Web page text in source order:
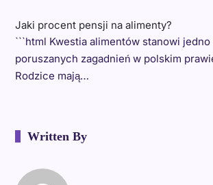
Jaki procent pensji na alimenty?
```html Kwestia alimentów stanowi
poruszanych zagadnień w polskim
Rodzice mają…
Written By